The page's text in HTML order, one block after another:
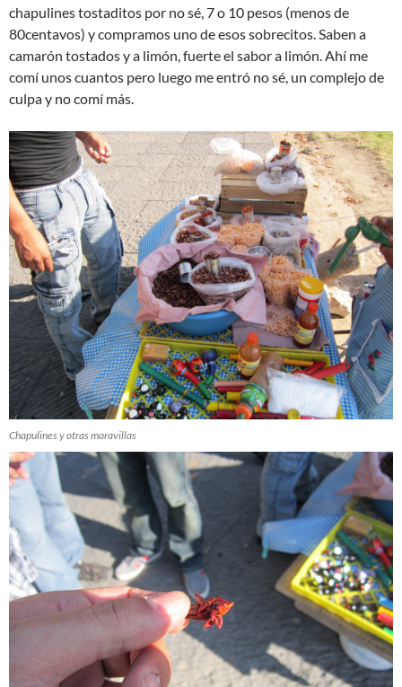
chapulines tostaditos por no sé, 7 o 10 pesos (menos de
80centavos) y compramos uno de esos sobrecitos. Saben a
camarón tostados y a limón, fuerte el sabor a limón. Ahí me
comí unos cuantos pero luego me entró no sé, un complejo de
culpa y no comí más.
Chapulines y otras maravillas